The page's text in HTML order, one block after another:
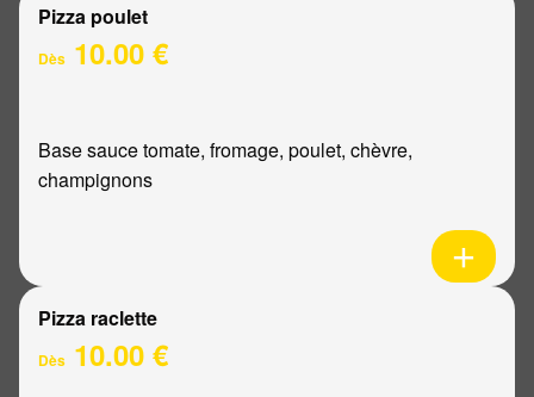
Pizza poulet
Dès 10.00 €
Base sauce tomate, fromage, poulet, chèvre,
champignons
Pizza raclette
Dès 10.00 €